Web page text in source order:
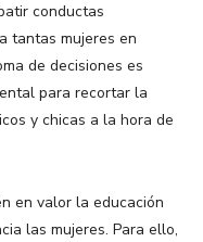
conductas
tantas mujeres en
de decisiones es
para recortar la
y chicas a la hora de
en valor la educación
las mujeres. Para ello,